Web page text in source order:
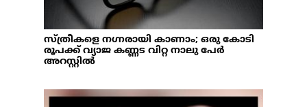
സ്ത്രീകളെ നഗ്നരായി കാണാം; ഒരു കോടി
രൂപക്ക് വ്യാജ കണ്ണട വിറ്റ നാലു പേര്‍
അറസ്റ്റില്‍